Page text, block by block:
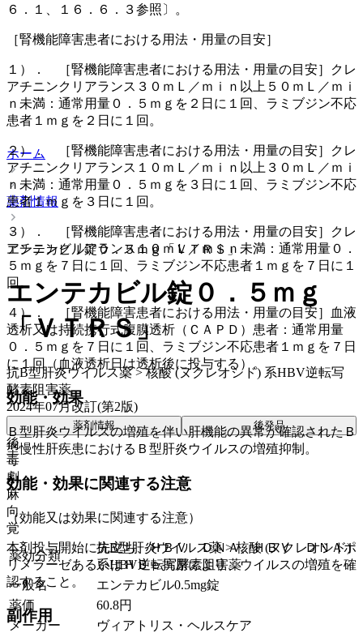
６．１、１６．６．３参照〕。
［腎機能障害患者における用法・用量の目安］
１）． ［腎機能障害患者における用法・用量の目安］クレ
アチニンクリアランス３０ｍＬ／ｍｉｎ以上５０ｍＬ／ｍｉ
ｎ未満：通常用量０．５ｍｇを２日に１回、ラミブジン不応
患者１ｍｇを２日に１回。
２）． ［腎機能障害患者における用法・用量の目安］クレ
アチニンクリアランス１０ｍＬ／ｍｉｎ以上３０ｍＬ／ｍｉ
ｎ未満：通常用量０．５ｍｇを３日に１回、ラミブジン不応
患者１ｍｇを３日に１回。
３）． ［腎機能障害患者における用法・用量の目安］クレ
アチニンクリアランス１０ｍＬ／ｍｉｎ未満：通常用量０．
５ｍｇを７日に１回、ラミブジン不応患者１ｍｇを７日に１
回。
４）． ［腎機能障害患者における用法・用量の目安］血液
透析又は持続携行式腹膜透析（ＣＡＰＤ）患者：通常用量
０．５ｍｇを７日に１回、ラミブジン不応患者１ｍｇを７日
に１回（血液透析日は透析後に投与する）。
効能・効果
Ｂ型肝炎ウイルスの増殖を伴い肝機能の異常が確認されたＢ
型慢性肝疾患におけるＢ型肝炎ウイルスの増殖抑制。
効能・効果に関連する注意
（効能又は効果に関連する注意）
本剤投与開始に先立ち、ＨＢＶ ＤＮＡ、ＨＢＶ ＤＮＡポ
リメラーゼあるいはＨＢｅ抗原により、ウイルスの増殖を確
認すること。
副作用
ホーム
薬剤情報
エンテカビル錠０．５ｍｇ「ＶＴＲＳ」
エンテカビル錠０．５ｍｇ
「ＶＴＲＳ」
抗B型肝炎ウイルス薬 > 核酸 (ヌクレオシド) 系HBV逆転写
酵素阻害薬
2024年07月改訂(第2版)
薬剤情報 後発品
後
毒
劇
麻
向
覚
薬効分類
抗B型肝炎ウイルス薬 > 核酸 (ヌクレオシド)
系HBV逆転写酵素阻害薬
一般名
エンテカビル0.5mg錠
薬価
60.8円
メーカー
ヴィアトリス・ヘルスケア